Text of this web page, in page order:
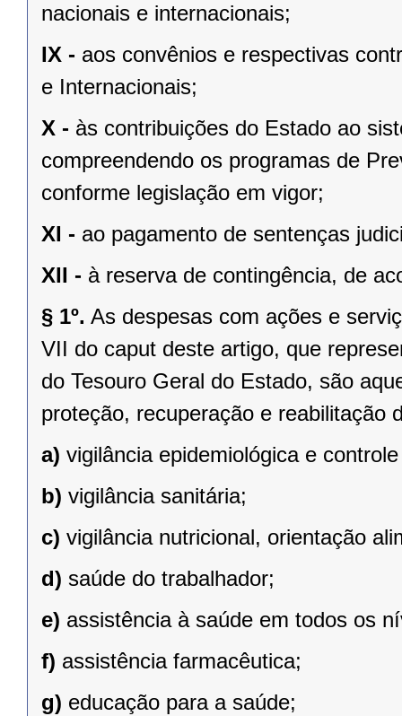
nacionais e internacionais;
IX - aos convênios e respectivas
e Internacionais;
X - às contribuições do Estado ao
compreendendo os programas de
conforme legislação em vigor;
XI - ao pagamento de sentenças
XII - à reserva de contingência, de
§ 1º. As despesas com ações e
VII do caput deste artigo, que
do Tesouro Geral do Estado, são
proteção, recuperação e reabilitação
a) vigilância epidemiológica e
b) vigilância sanitária;
c) vigilância nutricional, orientação
d) saúde do trabalhador;
e) assistência à saúde em todos os
f) assistência farmacêutica;
g) educação para a saúde;